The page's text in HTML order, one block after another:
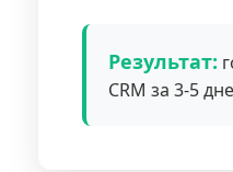
Результат:
CRM за 3-5